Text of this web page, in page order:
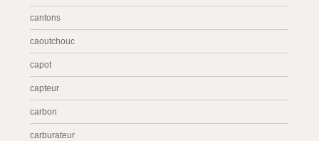
cantons
caoutchouc
capot
capteur
carbon
carburateur